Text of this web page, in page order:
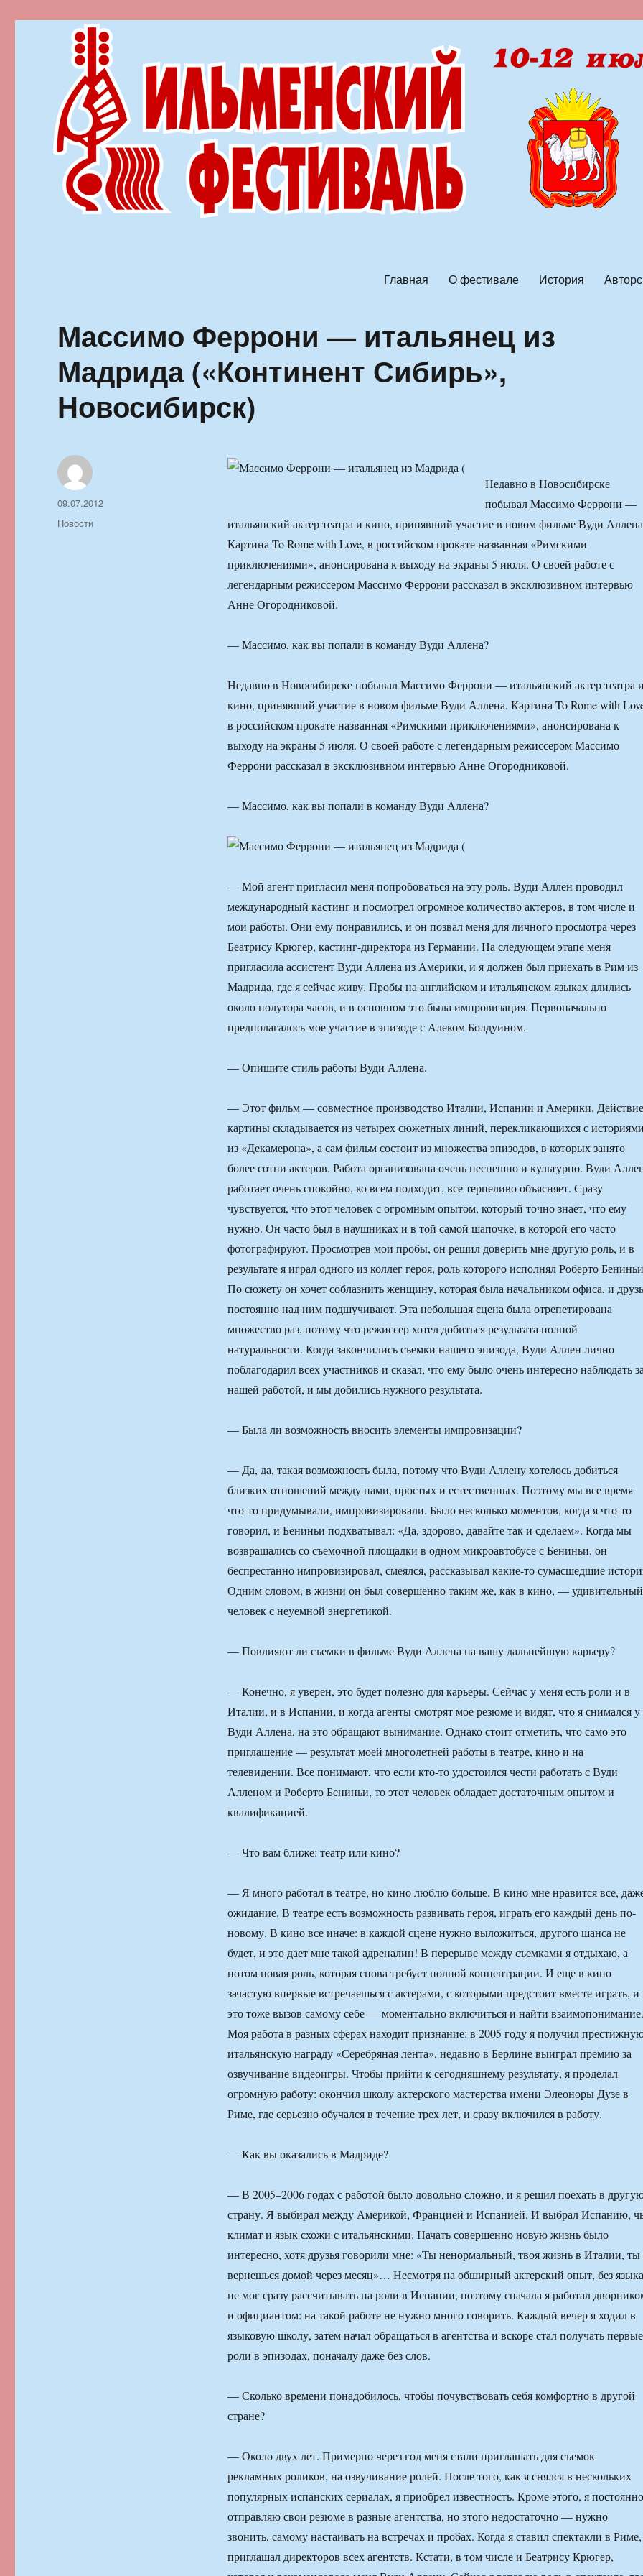
Главная О фестивале История
Массимо Феррони — итальянец из
Мадрида («Континент Сибирь»,
Новосибирск)
Недавно в Новосибирске
побывал Массимо Феррони —
итальянский актер театра и кино, принявший участие в новом фильме Вуди
Картина To Rome with Love, в российском прокате названная «Римскими
приключениями», анонсирована к выходу на экраны 5 июля. О своей работе с
легендарным режиссером Массимо Феррони рассказал в эксклюзивном интервью
Анне Огородниковой.
— Массимо, как вы попали в команду Вуди Аллена?
Недавно в Новосибирске побывал Массимо Феррони — итальянский актер театра
кино, принявший участие в новом фильме Вуди Аллена. Картина To Rome with
в российском прокате названная «Римскими приключениями», анонсирована к
выходу на экраны 5 июля. О своей работе с легендарным режиссером Массимо
Феррони рассказал в эксклюзивном интервью Анне Огородниковой.
— Массимо, как вы попали в команду Вуди Аллена?
— Мой агент пригласил меня попробоваться на эту роль. Вуди Аллен проводил
международный кастинг и посмотрел огромное количество актеров, в том числе и
мои работы. Они ему понравились, и он позвал меня для личного просмотра через
Беатрису Крюгер, кастинг-директора из Германии. На следующем этапе меня
пригласила ассистент Вуди Аллена из Америки, и я должен был приехать в Рим из
Мадрида, где я сейчас живу. Пробы на английском и итальянском языках длились
около полутора часов, и в основном это была импровизация. Первоначально
предполагалось мое участие в эпизоде с Алеком Болдуином.
— Опишите стиль работы Вуди Аллена.
— Этот фильм — совместное производство Италии, Испании и Америки. Действие
картины складывается из четырех сюжетных линий, перекликающихся с
из «Декамерона», а сам фильм состоит из множества эпизодов, в которых занято
более сотни актеров. Работа организована очень неспешно и культурно. Вуди
работает очень спокойно, ко всем подходит, все терпеливо объясняет. Сразу
чувствуется, что этот человек с огромным опытом, который точно знает, что ему
нужно. Он часто был в наушниках и в той самой шапочке, в которой его часто
фотографируют. Просмотрев мои пробы, он решил доверить мне другую роль, и в
результате я играл одного из коллег героя, роль которого исполнял Роберто
По сюжету он хочет соблазнить женщину, которая была начальником офиса, и
постоянно над ним подшучивают. Эта небольшая сцена была отрепетирована
множество раз, потому что режиссер хотел добиться результата полной
натуральности. Когда закончились съемки нашего эпизода, Вуди Аллен лично
поблагодарил всех участников и сказал, что ему было очень интересно наблюдать
нашей работой, и мы добились нужного результата.
— Была ли возможность вносить элементы импровизации?
— Да, да, такая возможность была, потому что Вуди Аллену хотелось добиться
близких отношений между нами, простых и естественных. Поэтому мы все время
что-то придумывали, импровизировали. Было несколько моментов, когда я что-то
говорил, и Бениньи подхватывал: «Да, здорово, давайте так и сделаем». Когда мы
возвращались со съемочной площадки в одном микроавтобусе с Бениньи, он
беспрестанно импровизировал, смеялся, рассказывал какие-то сумасшедшие
Одним словом, в жизни он был совершенно таким же, как в кино, — удивительный
человек с неуемной энергетикой.
— Повлияют ли съемки в фильме Вуди Аллена на вашу дальнейшую карьеру?
— Конечно, я уверен, это будет полезно для карьеры. Сейчас у меня есть роли и в
Италии, и в Испании, и когда агенты смотрят мое резюме и видят, что я снимался у
Вуди Аллена, на это обращают вынимание. Однако стоит отметить, что само это
приглашение — результат моей многолетней работы в театре, кино и на
телевидении. Все понимают, что если кто-то удостоился чести работать с Вуди
Алленом и Роберто Бениньи, то этот человек обладает достаточным опытом и
квалификацией.
— Что вам ближе: театр или кино?
— Я много работал в театре, но кино люблю больше. В кино мне нравится все,
ожидание. В театре есть возможность развивать героя, играть его каждый день по-
новому. В кино все иначе: в каждой сцене нужно выложиться, другого шанса не
будет, и это дает мне такой адреналин! В перерыве между съемками я отдыхаю, а
потом новая роль, которая снова требует полной концентрации. И еще в кино
зачастую впервые встречаешься с актерами, с которыми предстоит вместе играть, и
это тоже вызов самому себе — моментально включиться и найти взаимопонимание.
Моя работа в разных сферах находит признание: в 2005 году я получил
итальянскую награду «Серебряная лента», недавно в Берлине выиграл премию за
озвучивание видеоигры. Чтобы прийти к сегодняшнему результату, я проделал
огромную работу: окончил школу актерского мастерства имени Элеоноры Дузе в
Риме, где серьезно обучался в течение трех лет, и сразу включился в работу.
— Как вы оказались в Мадриде?
— В 2005–2006 годах с работой было довольно сложно, и я решил поехать в
страну. Я выбирал между Америкой, Францией и Испанией. И выбрал Испанию,
климат и язык схожи с итальянскими. Начать совершенно новую жизнь было
интересно, хотя друзья говорили мне: «Ты ненормальный, твоя жизнь в Италии, ты
вернешься домой через месяц»… Несмотря на обширный актерский опыт, без
не мог сразу рассчитывать на роли в Испании, поэтому сначала я работал
и официантом: на такой работе не нужно много говорить. Каждый вечер я ходил в
языковую школу, затем начал обращаться в агентства и вскоре стал получать первые
роли в эпизодах, поначалу даже без слов.
— Сколько времени понадобилось, чтобы почувствовать себя комфортно в другой
стране?
— Около двух лет. Примерно через год меня стали приглашать для съемок
рекламных роликов, на озвучивание ролей. После того, как я снялся в нескольких
популярных испанских сериалах, я приобрел известность. Кроме этого, я постоянно
отправляю свои резюме в разные агентства, но этого недостаточно — нужно
звонить, самому настаивать на встречах и пробах. Когда я ставил спектакли в
приглашал директоров всех агентств. Кстати, в том числе и Беатрису Крюгер,
Автор
Опубликовано
09.07.2012
Рубрики
Новости